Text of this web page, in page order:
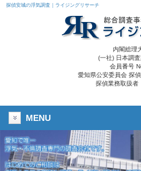
探偵安城の浮気調査｜ライジングリサーチ
内閣総理
(一社) 日本調
会員番号
愛知県公安委員会 探
探偵業務取扱者
MENU